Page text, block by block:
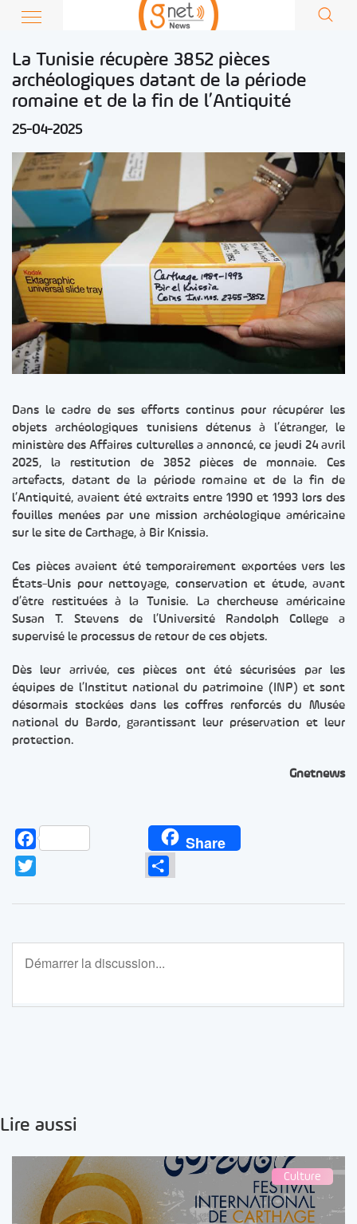
La Tunisie récupère 3852 pièces
archéologiques datant de la période
romaine et de la fin de l’Antiquité
25-04-2025
Dans le cadre de ses efforts continus pour récupérer les
objets archéologiques tunisiens détenus à l’étranger, le
ministère des Affaires culturelles a annoncé, ce jeudi 24 avril
2025, la restitution de 3852 pièces de monnaie. Ces
artefacts, datant de la période romaine et de la fin de
l’Antiquité, avaient été extraits entre 1990 et 1993 lors des
fouilles menées par une mission archéologique américaine
sur le site de Carthage, à Bir Knissia.
Ces pièces avaient été temporairement exportées vers les
États-Unis pour nettoyage, conservation et étude, avant
d’être restituées à la Tunisie. La chercheuse américaine
Susan T. Stevens de l’Université Randolph College a
supervisé le processus de retour de ces objets.
Dès leur arrivée, ces pièces ont été sécurisées par les
équipes de l’Institut national du patrimoine (INP) et sont
désormais stockées dans les coffres renforcés du Musée
national du Bardo, garantissant leur préservation et leur
protection.
Gnetnews
Facebook Share
Partager
Lire aussi
Culture